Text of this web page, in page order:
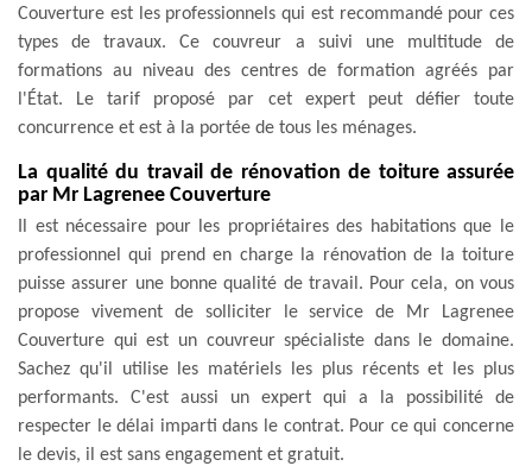
Couverture est les professionnels qui est recommandé pour ces
types de travaux. Ce couvreur a suivi une multitude de
formations au niveau des centres de formation agréés par
l'État. Le tarif proposé par cet expert peut défier toute
concurrence et est à la portée de tous les ménages.
La qualité du travail de rénovation de toiture assurée
par Mr Lagrenee Couverture
Il est nécessaire pour les propriétaires des habitations que le
professionnel qui prend en charge la rénovation de la toiture
puisse assurer une bonne qualité de travail. Pour cela, on vous
propose vivement de solliciter le service de Mr Lagrenee
Couverture qui est un couvreur spécialiste dans le domaine.
Sachez qu'il utilise les matériels les plus récents et les plus
performants. C'est aussi un expert qui a la possibilité de
respecter le délai imparti dans le contrat. Pour ce qui concerne
le devis, il est sans engagement et gratuit.